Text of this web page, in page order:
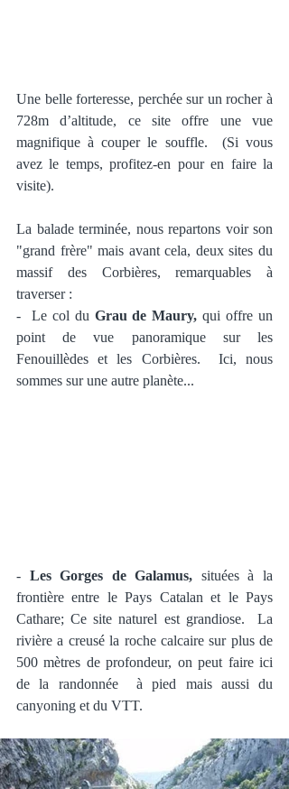
Une belle forteresse, perchée sur un rocher à
728m d’altitude, ce site offre une vue
magnifique à couper le souffle.  (Si vous
avez le temps, profitez-en pour en faire la
visite).
La balade terminée, nous repartons voir son
"grand frère" mais avant cela, deux sites du
massif des Corbières, remarquables à
traverser :
-  Le col du Grau de Maury, qui offre un
point de vue panoramique sur les
Fenouillèdes et les Corbières.  Ici, nous
sommes sur une autre planète...
- Les Gorges de Galamus, situées à la
frontière entre le Pays Catalan et le Pays
Cathare; Ce site naturel est grandiose.  La
rivière a creusé la roche calcaire sur plus de
500 mètres de profondeur, on peut faire ici
de la randonnée  à pied mais aussi du
canyoning et du VTT.